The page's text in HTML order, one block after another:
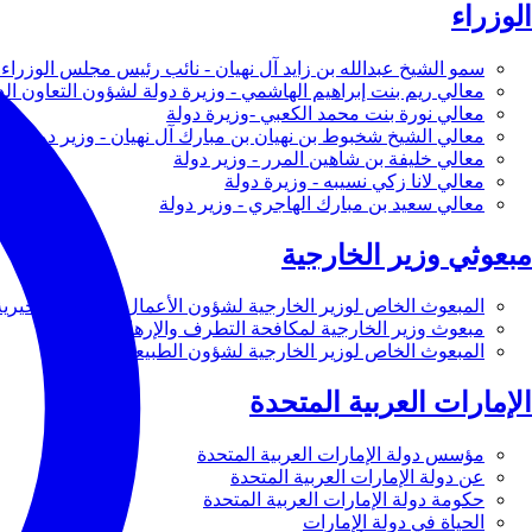
الوزراء
سمو الشيخ عبدالله بن زايد آل نهيان - نائب رئيس مجلس الوزراء
معالي ريم بنت إبراهيم الهاشمي - وزيرة دولة لشؤون التعاون
معالي نورة بنت محمد الكعبي -وزيرة دولة
معالي الشيخ شخبوط بن نهيان بن مبارك آل نهيان - وزير دولة
معالي خليفة بن شاهين المرر - وزير دولة
معالي لانا زكي نسيبه - وزيرة دولة
معالي سعيد بن مبارك الهاجري - وزير دولة
مبعوثي وزير الخارجية
المبعوث الخاص لوزير الخارجية لشؤون الأعمال والأعمال
مبعوث وزير الخارجية لمكافحة التطرف والإرهاب
المبعوث الخاص لوزير الخارجية لشؤون الطبيعة
الإمارات العربية المتحدة
مؤسس دولة الإمارات العربية المتحدة
عن دولة الإمارات العربية المتحدة
حكومة دولة الإمارات العربية المتحدة
الحياة في دولة الإمارات